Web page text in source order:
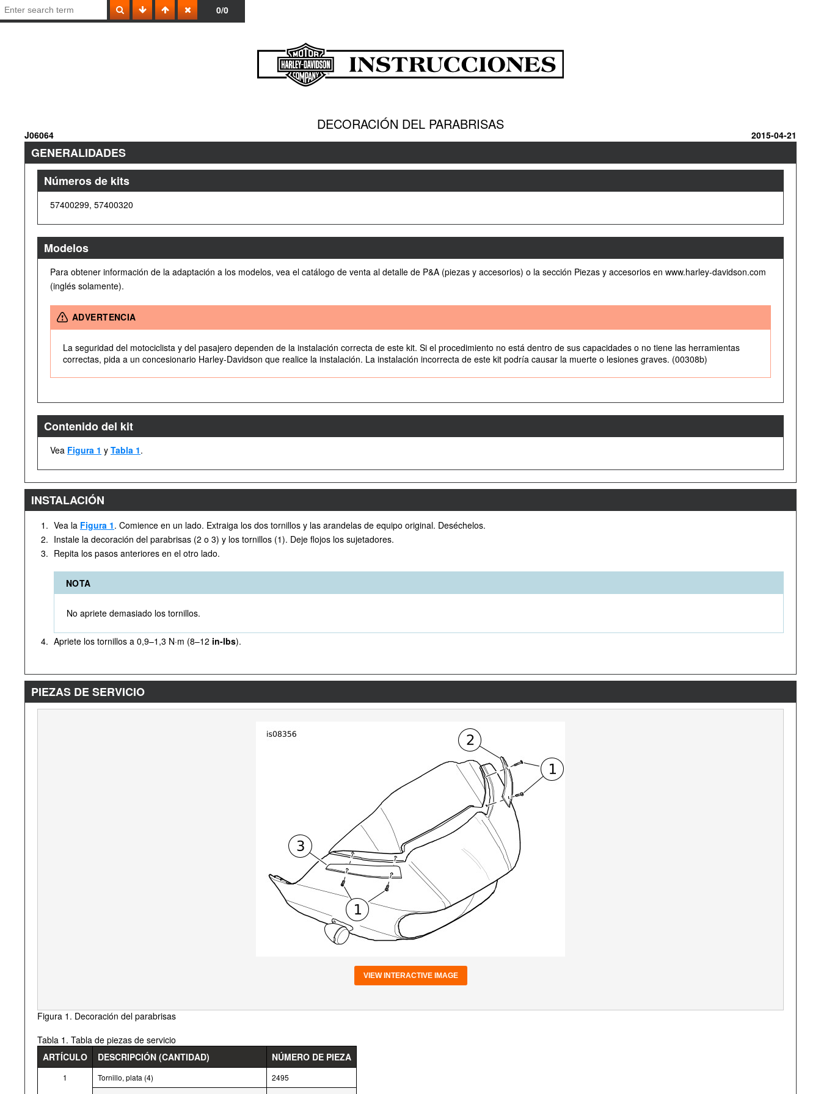
0/0
DECORACIÓN DEL PARABRISAS
J06064 2015-04-21
GENERALIDADES
Números de kits
57400299, 57400320
Modelos
Para obtener información de la adaptación a los modelos, vea el catálogo de venta al detalle de P&A (piezas y accesorios) o la sección Piezas y accesorios en www.harley-davidson.com
(inglés solamente).
ADVERTENCIA
La seguridad del motociclista y del pasajero dependen de la instalación correcta de este kit. Si el procedimiento no está dentro de sus capacidades o no tiene las herramientas
correctas, pida a un concesionario Harley-Davidson que realice la instalación. La instalación incorrecta de este kit podría causar la muerte o lesiones graves. (00308b)
Contenido del kit
Vea Figura 1 y Tabla 1.
INSTALACIÓN
1. Vea la Figura 1. Comience en un lado. Extraiga los dos tornillos y las arandelas de equipo original. Deséchelos.
2. Instale la decoración del parabrisas (2 o 3) y los tornillos (1). Deje flojos los sujetadores.
3. Repita los pasos anteriores en el otro lado.
NOTA
No apriete demasiado los tornillos.
4. Apriete los tornillos a 0,9–1,3 N·m (8–12 in-lbs).
PIEZAS DE SERVICIO
VIEW INTERACTIVE IMAGE
Figura 1. Decoración del parabrisas
Tabla 1. Tabla de piezas de servicio
ARTÍCULO
DESCRIPCIÓN (CANTIDAD) NÚMERO DE PIEZA
1 Tornillo, plata (4)
2495